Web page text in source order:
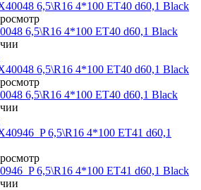
6,5\R16 4*100 ET40 d60,1 Black
6,5\R16 4*100 ET40 d60,1 Black
6,5\R16 4*100 ET41 d60,1 Black